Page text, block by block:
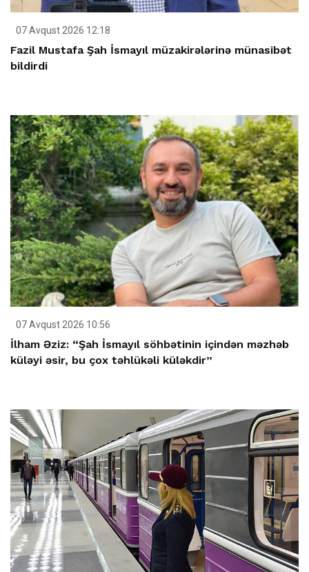
07 Avqust 2026 12:18
Fazil Mustafa Şah İsmayıl müzakirələrinə münasibət
bildirdi
07 Avqust 2026 10:56
İlham Əziz: “Şah İsmayıl söhbətinin içindən məzhəb
küləyi əsir, bu çox təhlükəli küləkdir”